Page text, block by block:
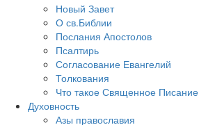
Новый Завет
О св.Библии
Послания Апостолов
Псалтирь
Согласование Евангелий
Толкования
Что такое Священное Писание
Духовность
Азы православия